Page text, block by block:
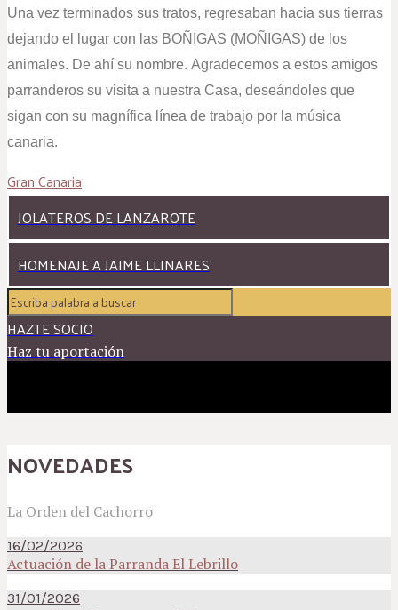
Una vez terminados sus tratos, regresaban hacia sus tierras
dejando el lugar con las BOÑIGAS (MOÑIGAS) de los
animales. De ahí su nombre. Agradecemos a estos amigos
parranderos su visita a nuestra Casa, deseándoles que
sigan con su magnífica línea de trabajo por la música
canaria.
Gran Canaria
JOLATEROS DE LANZAROTE
HOMENAJE A JAIME LLINARES
HAZTE SOCIO
Haz tu aportación
NOVEDADES
La Orden del Cachorro
16/02/2026
Actuación de la Parranda El Lebrillo
31/01/2026